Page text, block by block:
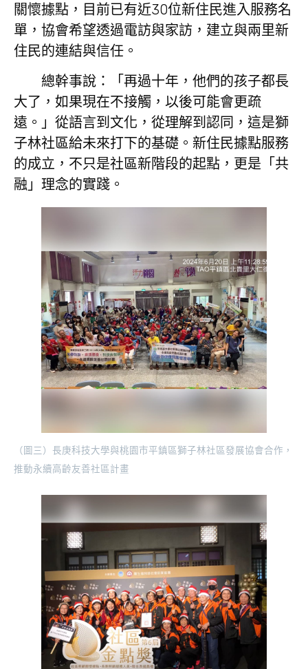
關懷據點，目前已有近30位新住民進入服務名
單，協會希望透過電訪與家訪，建立與兩里新
住民的連結與信任。
總幹事說：「再過十年，他們的孩子都長
大了，如果現在不接觸，以後可能會更疏
遠。」從語言到文化，從理解到認同，這是獅
子林社區給未來打下的基礎。新住民據點服務
的成立，不只是社區新階段的起點，更是「共
融」理念的實踐。
（圖三）長庚科技大學與桃園市平鎮區獅子林社區發展協會合作，
推動永續高齡友善社區計畫